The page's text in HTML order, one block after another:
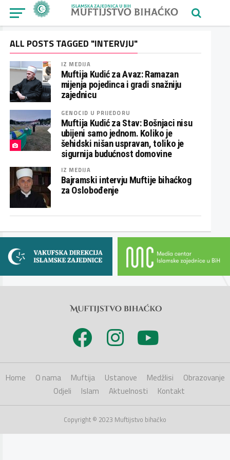
ALL POSTS TAGGED "INTERVJU"
IZ MEDIJA
Muftija Kudić za Avaz: Ramazan
mijenja pojedinca i gradi snažniju
zajednicu
GENOCID U PRIJEDORU
Muftija Kudić za Stav: Bošnjaci nisu
ubijeni samo jednom. Koliko je
šehidski nišan uspravan, toliko je
sigurnija budućnost domovine
IZ MEDIJA
Bajramski intervju Muftije bihaćkog
za Oslobođenje
Home O nama Muftija Ustanove Medžlisi
Obrazovanje
Odjeli
Islam Aktuelnosti Kontakt
Copyright © 2023 Muftijstvo bihaćko